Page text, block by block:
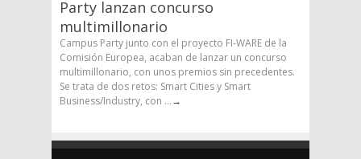
Party lanzan concurso
multimillonario
Campus Party junto con el proyecto FI-WARE de la
Comisión Europea, acaban de lanzar un concurso
multimillonario, con unos premios sin precedentes.
Se trata de dos retos: Smart Cities y Smart
Business/Industry, con ...→